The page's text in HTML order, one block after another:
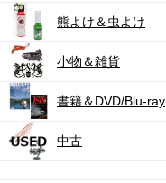
熊よけ＆虫よけ
小物＆雑貨
書籍＆DVD/Blu-ray
中古